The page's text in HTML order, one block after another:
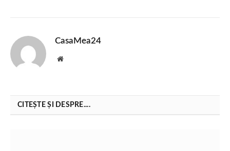
CasaMea24
Website
CITEȘTE ȘI DESPRE....